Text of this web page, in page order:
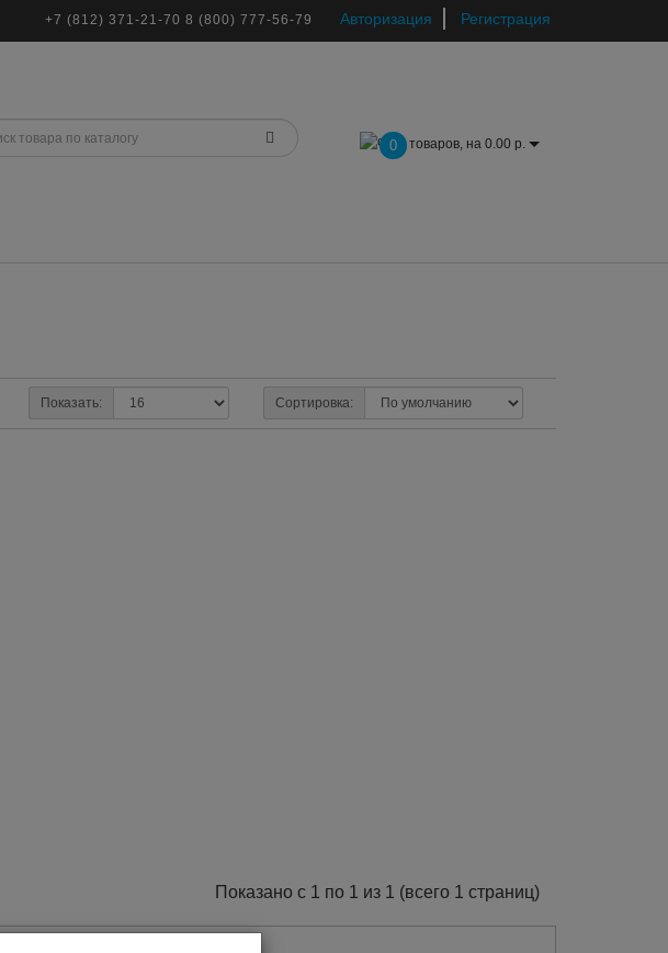
Авторизация Регистрация
+7 (812) 371-21-70 8 (800) 777-56-79
0 товаров, на 0.00 р.
Сортировка:
Показать:
Показано с 1 по 1 из 1 (всего 1 страниц)